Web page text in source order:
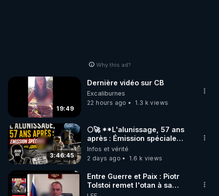
Why this ad?
19:49
Dernière vidéo sur CB
Excaliburnes
22 hours ago
1.3 k views
3:46:45
🌕🚀 **L'alunissage, 57 ans
après : Émission spéciale
avec John Doe !** 👨 🚀✨
Infos et vérité
2 days ago
1.6 k views
Entre Guerre et Paix : Piotr
Tolstoi remet l'otan à sa
place - Interview exclusif